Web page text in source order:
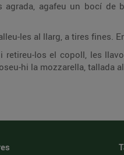
agrada, agafeu un bocí de
les al llarg, a tires fines.
retireu-los el copoll, les
hi la mozzarella, tallada